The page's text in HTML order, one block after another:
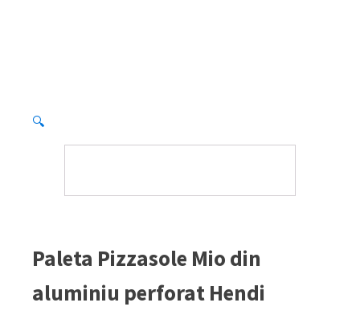
🔍
Paleta Pizzasole Mio din
aluminiu perforat Hendi